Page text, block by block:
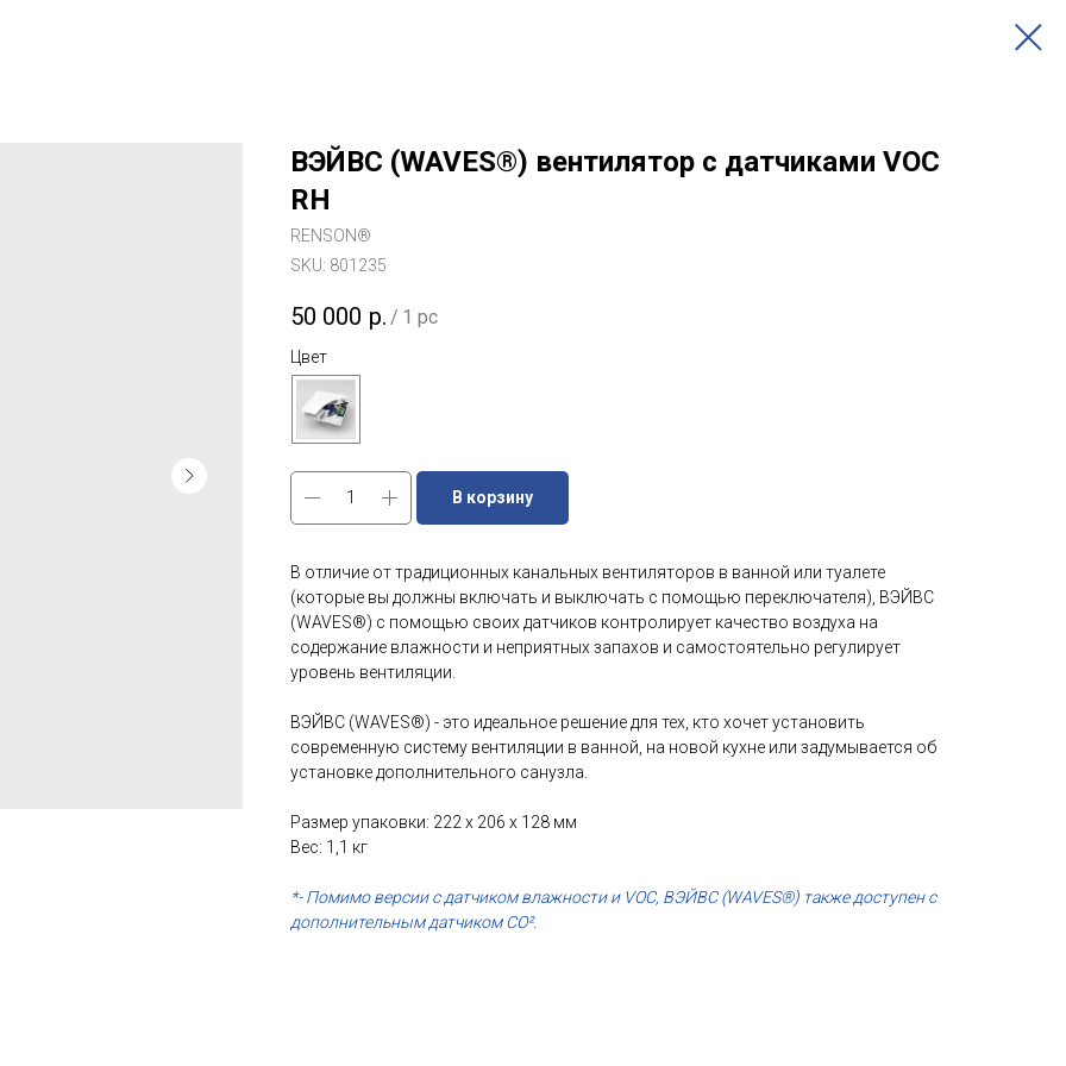
ВЭЙВС (WAVES®) вентилятор c датчиками VOC
RH
RENSON®
SKU: 801235
50 000 р. / 1 pc
Цвет
В корзину
В отличие от традиционных канальных вентиляторов в ванной или туалете
(которые вы должны включать и выключать с помощью переключателя), ВЭЙВС
(WAVES®) c помощью своих датчиков контролирует качество воздуха на
содержание влажности и неприятных запахов и самостоятельно регулирует
уровень вентиляции.
ВЭЙВС (WAVES®) - это идеальное решение для тех, кто хочет установить
современную систему вентиляции в ванной, на новой кухне или задумывается об
установке дополнительного санузла.
Размер упаковки: 222 х 206 х 128 мм
Вес: 1,1 кг
*- Помимо версии с датчиком влажности и VOC, ВЭЙВС (WAVES®) также доступен с
дополнительным датчиком CO².